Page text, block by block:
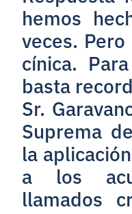
hemos
veces.
cínica.
basta
Sr.
Suprema
la
a los
llamados